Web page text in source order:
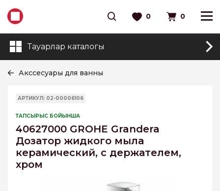
0 0
Тауарлар каталогы
Акссесуары для ванны
АРТИКУЛ: 02-00006106
ТАПСЫРЫС БОЙЫНША
40627000 GROHE Grandera
Дозатор жидкого мыла
керамический, с держателем,
хром